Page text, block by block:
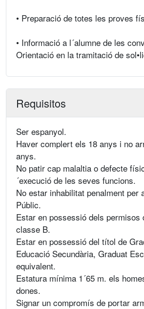
• Preparació de totes les proves
• Informació a l´alumne de les
Orientació en la tramitació de
Requisitos
Ser espanyol.
Haver complert els 18 anys i no
anys.
No patir cap malaltia o defecte
´execució de les seves funcions.
No estar inhabilitat penalment per
Públic.
Estar en possessió dels permisos
classe B.
Estar en possessió del títol de
Educació Secundària, Graduat
equivalent.
Estatura mínima 1´65 m. els
dones.
Signar un compromís de portar